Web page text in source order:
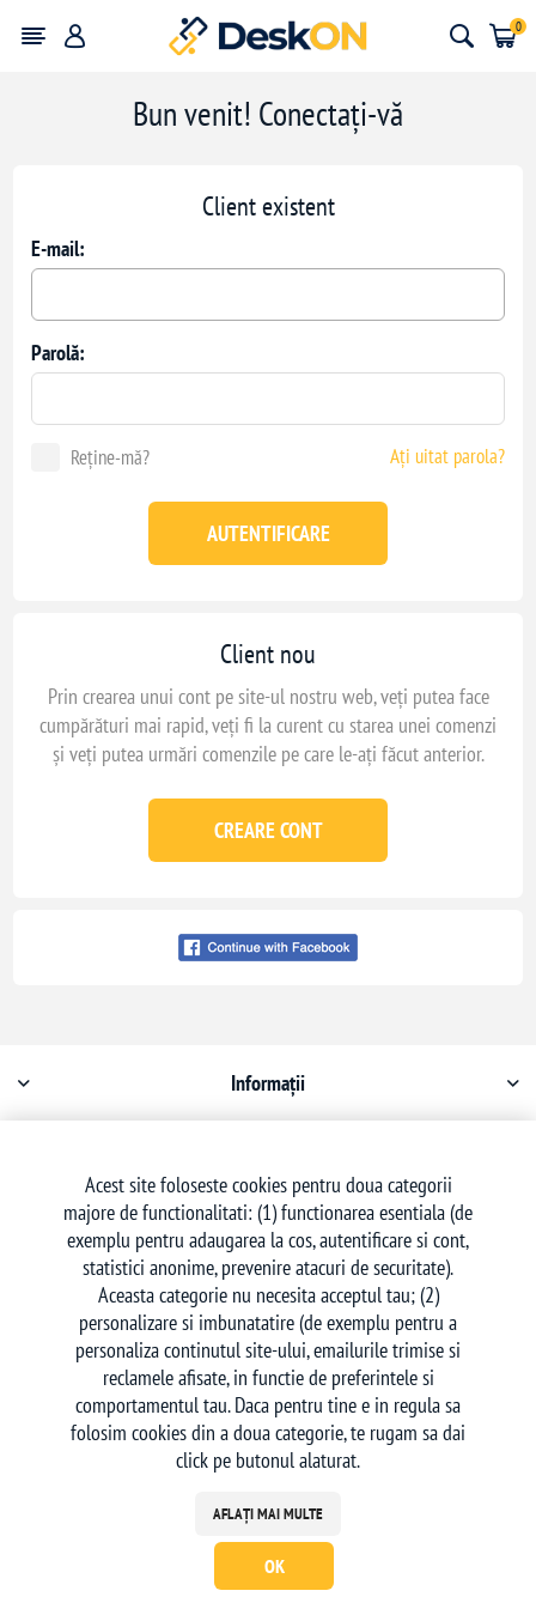
0
Bun venit! Conectați-vă
Client nou
Prin crearea unui cont pe site-ul nostru web, veți putea face
cumpărături mai rapid, veți fi la curent cu starea unei comenzi
și veți putea urmări comenzile pe care le-ați făcut anterior.
CREARE CONT
Client existent
E-mail:
Parolă:
Reține-mă? Ați uitat parola?
AUTENTIFICARE
Conecteaza-te cu
Informații
Serviciu clienți
Urmăriți-ne
nopCommerce| Creat de
Acest site foloseste cookies pentru doua categorii
majore de functionalitati: (1) functionarea esentiala (de
exemplu pentru adaugarea la cos, autentificare si cont,
statistici anonime, prevenire atacuri de securitate).
Aceasta categorie nu necesita acceptul tau; (2)
personalizare si imbunatatire (de exemplu pentru a
personaliza continutul site-ului, emailurile trimise si
reclamele afisate, in functie de preferintele si
comportamentul tau. Daca pentru tine e in regula sa
folosim cookies din a doua categorie, te rugam sa dai
click pe butonul alaturat.
AFLAȚI MAI MULTE
OK